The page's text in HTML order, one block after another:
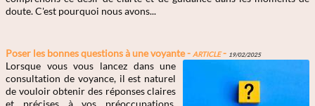
doute. C'est pourquoi nous avons...
Poser les bonnes questions à une voyante -Article- 19/02/2025
Lorsque vous vous lancez dans une
consultation de voyance, il est naturel
de vouloir obtenir des réponses claires
et précises à vos préoccupations.